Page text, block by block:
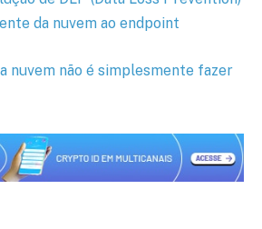
da nuvem ao endpoint
nuvem não é simplesmente fazer